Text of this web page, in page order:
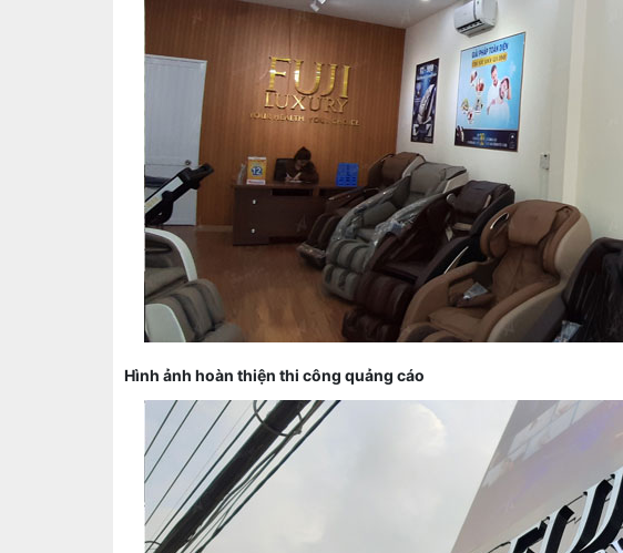
Hình ảnh hoàn thiện thi công quảng cáo